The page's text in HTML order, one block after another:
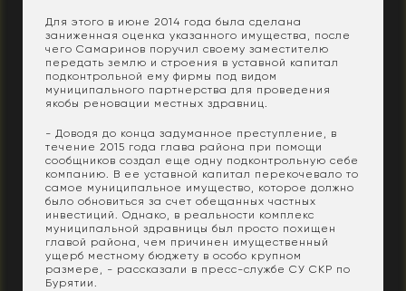
Для этого в июне 2014 года была сделана
заниженная оценка указанного имущества, после
чего Самаринов поручил своему заместителю
передать землю и строения в уставной капитал
подконтрольной ему фирмы под видом
муниципального партнерства для проведения
якобы реновации местных здравниц.
- Доводя до конца задуманное преступление, в
течение 2015 года глава района при помощи
сообщников создал еще одну подконтрольную себе
компанию. В ее уставной капитал перекочевало то
самое муниципальное имущество, которое должно
было обновиться за счет обещанных частных
инвестиций. Однако, в реальности комплекс
муниципальной здравницы был просто похищен
главой района, чем причинен имущественный
ущерб местному бюджету в особо крупном
размере, - рассказали в пресс-службе СУ СКР по
Бурятии.